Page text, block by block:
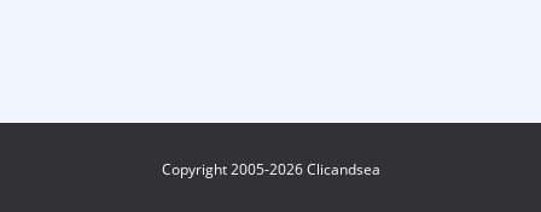
Copyright 2005-2026 Clicandsea